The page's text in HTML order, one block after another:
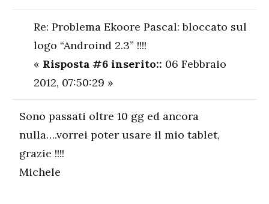
Re: Problema Ekoore Pascal: bloccato sul
logo “Androind 2.3” !!!!
« Risposta #6 inserito:: 06 Febbraio
2012, 07:50:29 »
Sono passati oltre 10 gg ed ancora
nulla….vorrei poter usare il mio tablet,
grazie !!!!
Michele